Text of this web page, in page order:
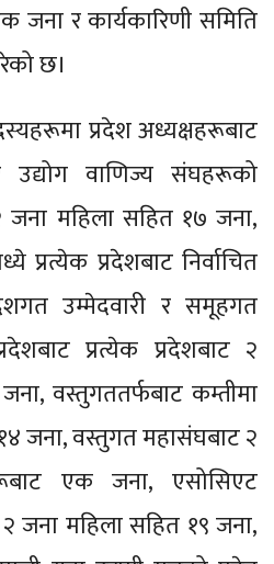
जना र कार्यकारिणी समिति
छ।
प्रदेश अध्यक्षहरूबाट
वाणिज्य संघहरूको
जना महिला सहित १७ जना,
प्रत्येक प्रदेशबाट निर्वाचित
उम्मेदवारी र समूहगत
प्रत्येक प्रदेशबाट २
वस्तुगततर्फबाट कम्तीमा
जना, वस्तुगत महासंघबाट २
एक जना, एसोसिएट
जना महिला सहित १९ जना,